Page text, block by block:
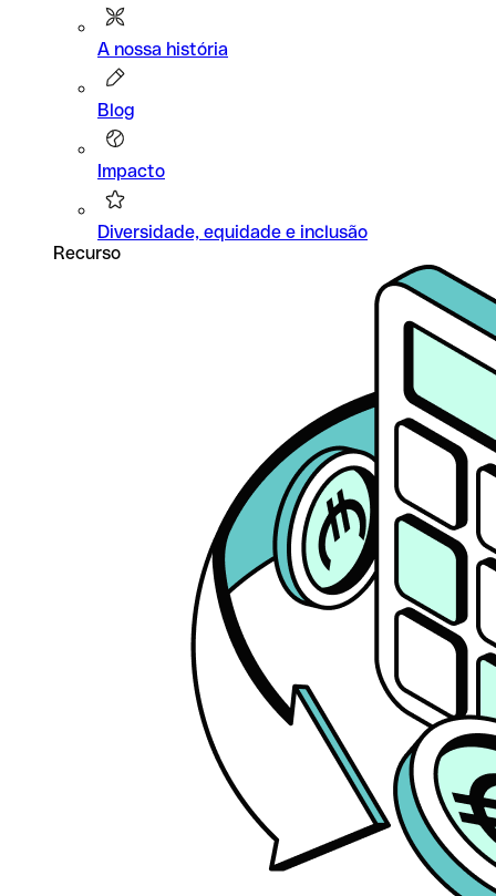
A nossa história
Blog
Impacto
Diversidade, equidade e inclusão
Recurso